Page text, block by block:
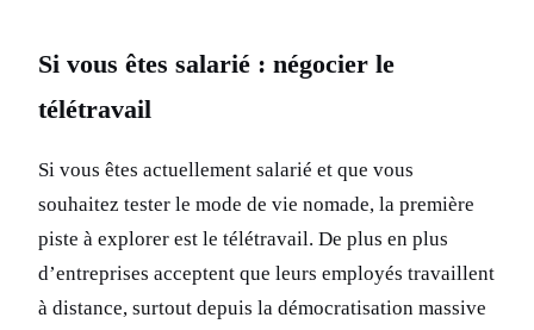
Si vous êtes salarié : négocier le
télétravail
Si vous êtes actuellement salarié et que vous
souhaitez tester le mode de vie nomade, la première
piste à explorer est le télétravail. De plus en plus
d’entreprises acceptent que leurs employés travaillent
à distance, surtout depuis la démocratisation massive